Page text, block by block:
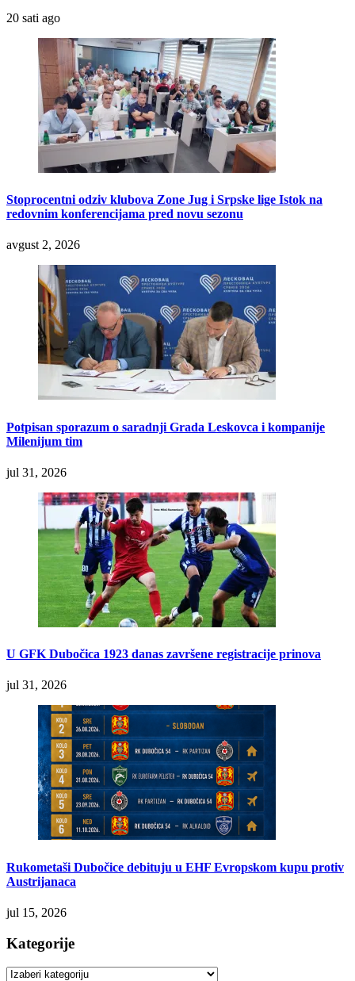
20 sati ago
Stoprocentni odziv klubova Zone Jug i Srpske lige Istok na
redovnim konferencijama pred novu sezonu
avgust 2, 2026
Potpisan sporazum o saradnji Grada Leskovca i kompanije
Milenijum tim
jul 31, 2026
U GFK Dubočica 1923 danas završene registracije prinova
jul 31, 2026
Rukometaši Dubočice debituju u EHF Evropskom kupu protiv
Austrijanaca
jul 15, 2026
Kategorije
Kategorije